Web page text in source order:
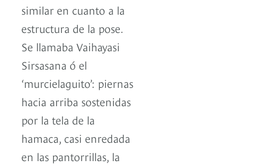
similar en cuanto a la
estructura de la pose.
Se llamaba Vaihayasi
Sirsasana ó el
‘murcielaguito’: piernas
hacia arriba sostenidas
por la tela de la
hamaca, casi enredada
en las pantorrillas, la